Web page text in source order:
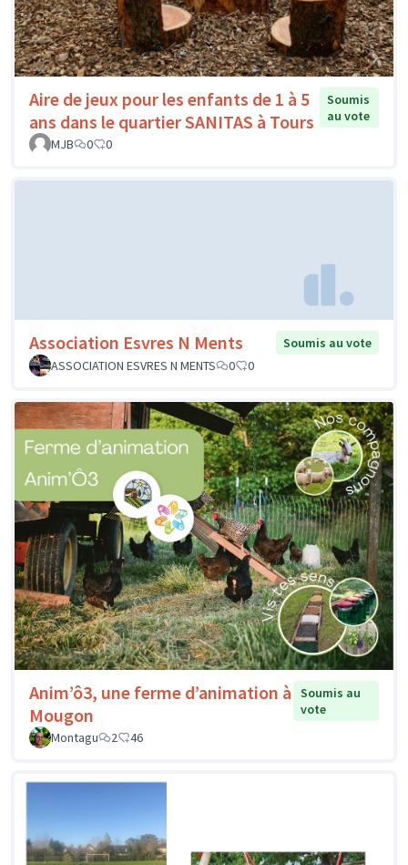
Aire de jeux pour les enfants de 1 à 5
ans dans le quartier SANITAS à Tours
Soumis
au vote
MJB
0 0
Association Esvres N Ments
Soumis au vote
ASSOCIATION ESVRES N MENTS
0 0
Anim’ô3, une ferme d’animation à
Mougon
Soumis au
vote
Montagu
2 46